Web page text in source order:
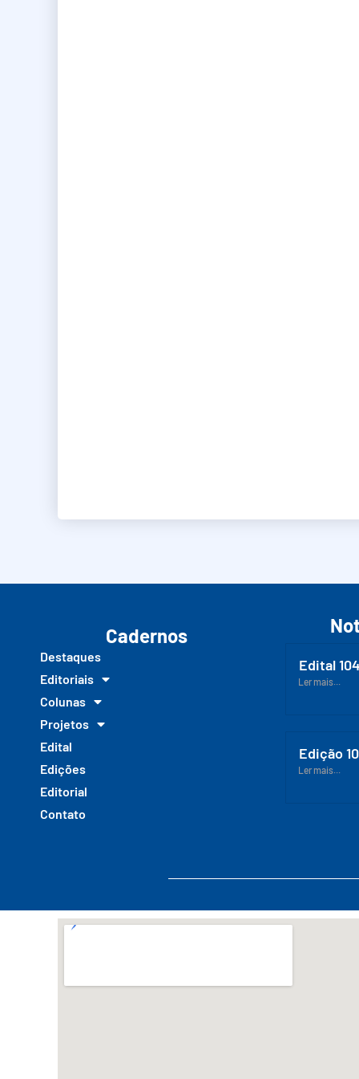
Cadernos
Destaques
Editoriais
Colunas
Projetos
Edital
Edições
Editorial
Contato
Edital
Ler mais...
Edição
Ler mais...